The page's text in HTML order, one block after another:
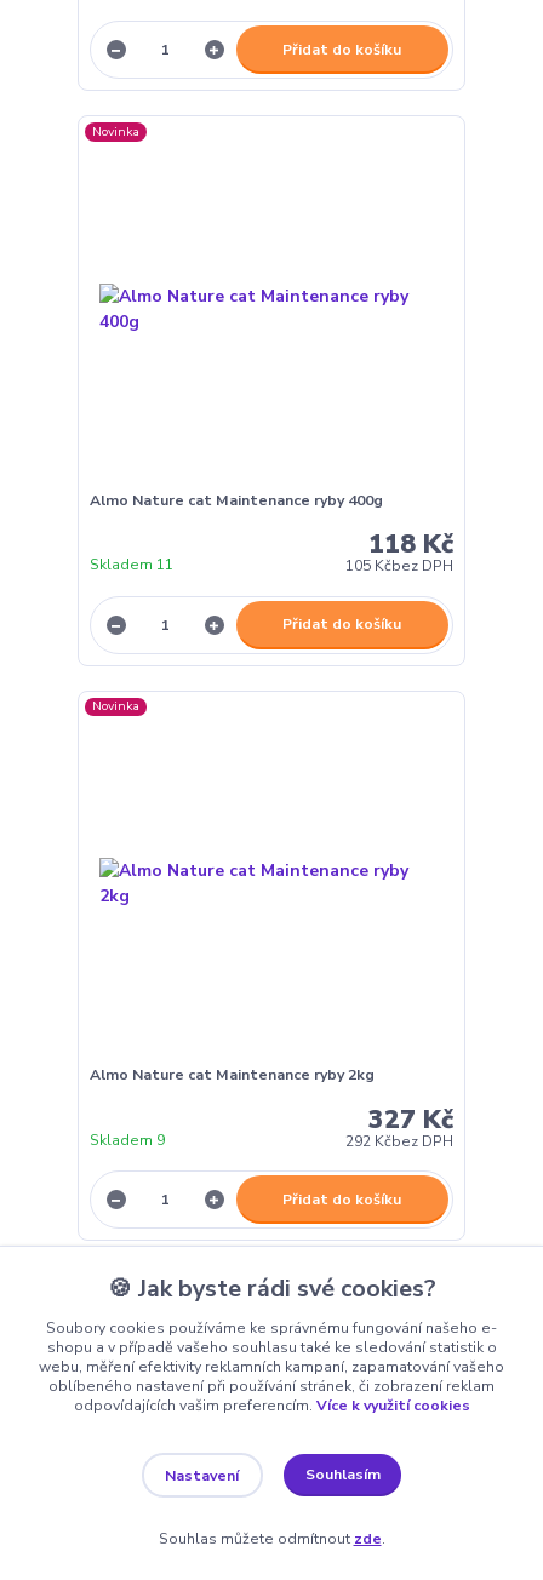
Přidat do košíku
Novinka
Almo Nature cat Maintenance ryby 400g
118 Kč
105 Kčbez DPH
Skladem 11
Přidat do košíku
Novinka
Almo Nature cat Maintenance ryby 2kg
327 Kč
292 Kčbez DPH
Skladem 9
Přidat do košíku
Novinka
🍪 Jak byste rádi své cookies?
Soubory cookies používáme ke správnému fungování našeho e-
shopu a v případě vašeho souhlasu také ke sledování statistik o
webu, měření efektivity reklamních kampaní, zapamatování vašeho
oblíbeného nastavení při používání stránek, či zobrazení reklam
odpovídajících vašim preferencím. Více k využití cookies
Nastavení Souhlasím
Souhlas můžete odmítnout zde.